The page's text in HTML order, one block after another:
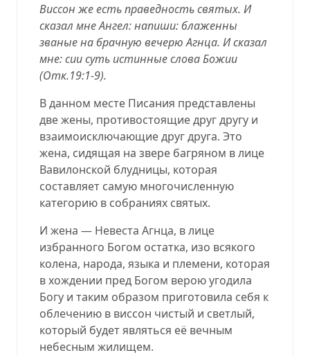
Виссон же есть праведность святых. И
сказал мне Ангел: напиши: блаженны
званые на брачную вечерю Агнца. И сказал
мне: сии суть истинные слова Божии
(Отк.19:1-9).
В данном месте Писания представлены
две жены, противостоящие друг другу и
взаимоисключающие друг друга. Это
жена, сидящая на звере багряном в лице
Вавилонской блудницы, которая
составляет самую многочисленную
категорию в собраниях святых.
И жена — Невеста Агнца, в лице
избранного Богом остатка, изо всякого
колена, народа, языка и племени, которая
в хождении пред Богом верою угодила
Богу и таким образом приготовила себя к
облечению в виссон чистый и светлый,
который будет являться её вечным
небесным жилищем.